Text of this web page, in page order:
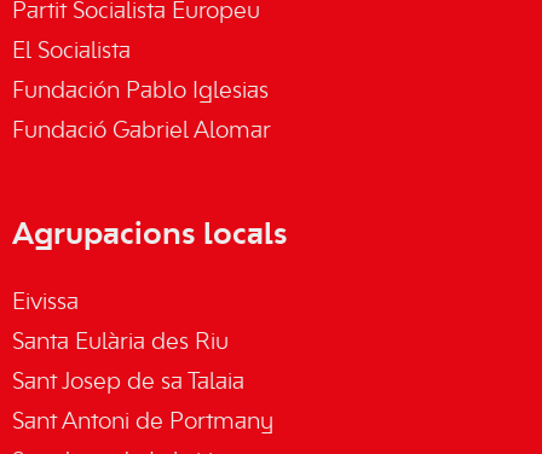
Partit Socialista Europeu
El Socialista
Fundación Pablo Iglesias
Fundació Gabriel Alomar
Agrupacions locals
Eivissa
Santa Eulària des Riu
Sant Josep de sa Talaia
Sant Antoni de Portmany